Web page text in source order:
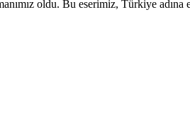
oldu. Bu eserimiz, Türkiye